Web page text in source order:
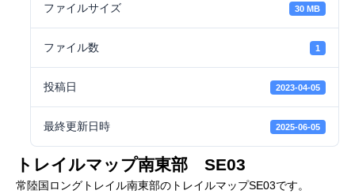
ファイルサイズ 30 MB
ファイル数 1
投稿日 2023-04-05
最終更新日時 2025-06-05
トレイルマップ南東部 SE03
常陸国ロングトレイル南東部のトレイルマップSE03です。